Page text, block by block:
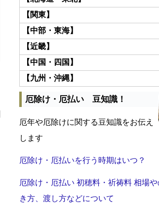
【関東】
【中部・東海】
【近畿】
【中国・四国】
【九州・沖縄】
厄除け・厄払い 豆知識！
厄年や厄除けに関する豆知識をお伝え
します
厄除け・厄払いを行う時期はいつ？
厄除け・厄払い 初穂料・祈祷料 相場
き方、渡し方などについて